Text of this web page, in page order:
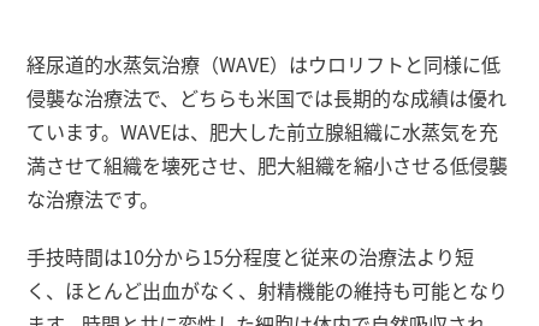
経尿道的水蒸気治療（WAVE）はウロリフトと同様に低
侵襲な治療法で、どちらも米国では長期的な成績は優れ
ています。WAVEは、肥大した前立腺組織に水蒸気を充
満させて組織を壊死させ、肥大組織を縮小させる低侵襲
な治療法です。
手技時間は10分から15分程度と従来の治療法より短
く、ほとんど出血がなく、射精機能の維持も可能となり